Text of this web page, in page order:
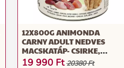
12X800G ANIMONDA
CARNY ADULT NEDVES
MACSKATÁP- CSIRKE,
PULYKA & NYÚL
19 990 Ft 20380 Ft